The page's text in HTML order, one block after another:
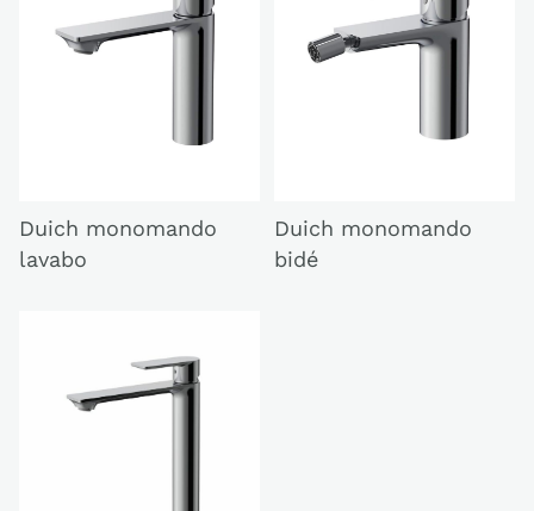
Duich monomando
lavabo
Duich monomando
bidé